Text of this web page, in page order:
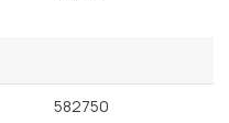
582750